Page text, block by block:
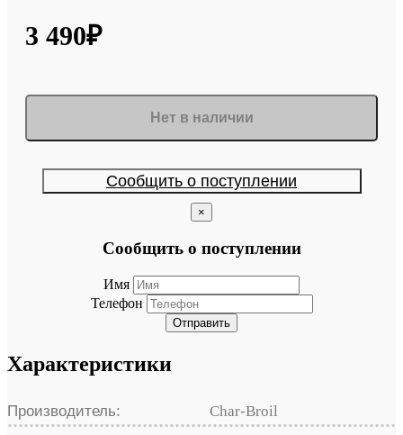
3 490₽
Нет в наличии
Сообщить о поступлении
×
Сообщить о поступлении
Имя
Телефон
Отправить
Характеристики
Производитель: Char-Broil